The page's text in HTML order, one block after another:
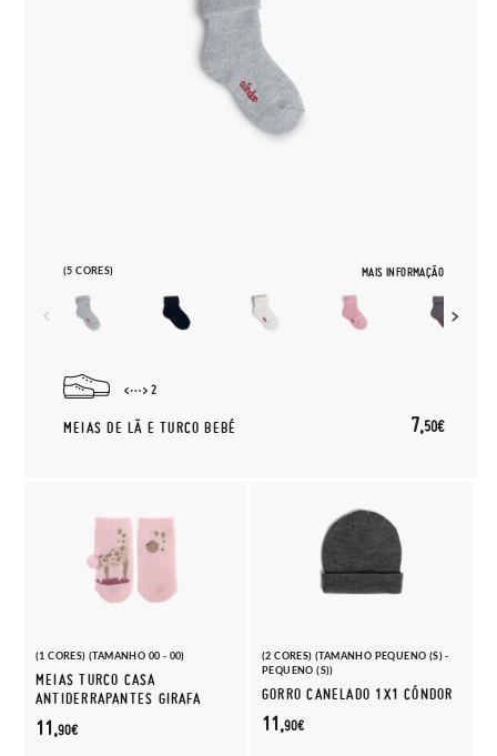
(5 CORES) MAIS INFORMAÇÃO
2
MEIAS DE LÃ E TURCO BEBÉ 7,50€
(1 CORES) (TAMANHO 00 - 00)
MEIAS TURCO CASA
ANTIDERRAPANTES GIRAFA
11,90€
(2 CORES) (TAMANHO PEQUENO (S) -
PEQUENO (S))
GORRO CANELADO 1X1 CÓNDOR
11,90€